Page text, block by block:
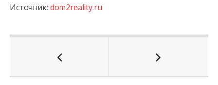
Источник: dom2reality.ru